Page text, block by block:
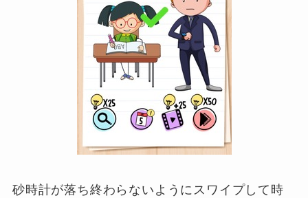
砂時計が落ち終わらないようにスワイプして時